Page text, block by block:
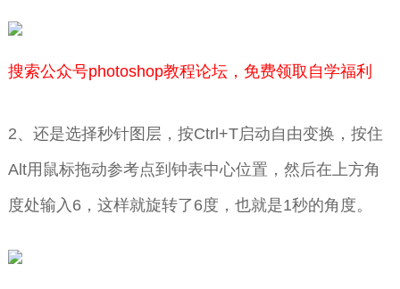
搜索公众号photoshop教程论坛，免费领取自学福利
2、还是选择秒针图层，按Ctrl+T启动自由变换，按住
Alt用鼠标拖动参考点到钟表中心位置，然后在上方角
度处输入6，这样就旋转了6度，也就是1秒的角度。